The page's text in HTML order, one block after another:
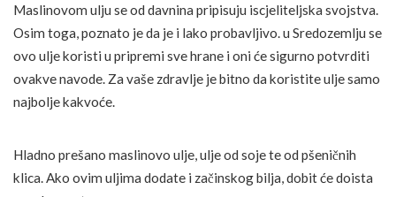
Maslinovom ulju se od davnina pripisuju iscjeliteljska svojstva.
Osim toga, poznato je da je i lako probavljivo. u Sredozemlju se
ovo ulje koristi u pripremi sve hrane i oni će sigurno potvrditi
ovakve navode. Za vaše zdravlje je bitno da koristite ulje samo
najbolje kakvoće.
Hladno prešano maslinovo ulje, ulje od soje te od pšeničnih
klica. Ako ovim uljima dodate i začinskog bilja, dobit će doista